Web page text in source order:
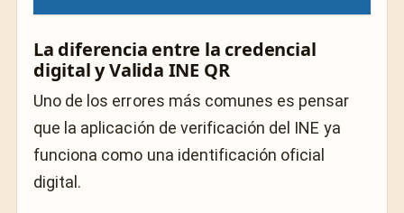
La diferencia entre la credencial
digital y Valida INE QR
Uno de los errores más comunes es pensar
que la aplicación de verificación del INE ya
funciona como una identificación oficial
digital.